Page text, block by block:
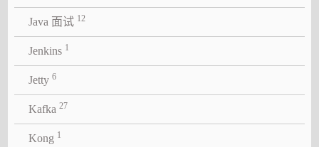
Java 面试 12
Jenkins 1
Jetty 6
Kafka 27
Kong 1